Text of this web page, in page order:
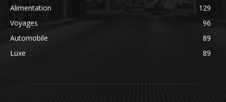
Alimentation
129
Voyages
96
Automobile
89
Luxe
89